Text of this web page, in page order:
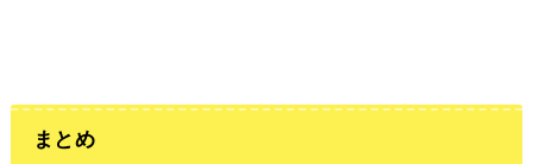
まとめ